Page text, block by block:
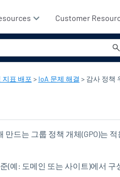
Customer
지표 배포 > IoA 문제 해결 > 감사 정책
드는 그룹 정책 개체(GPO)는
(예: 도메인 또는 사이트)에서